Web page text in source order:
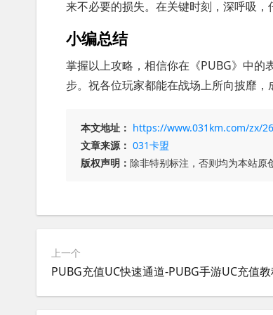
来不必要的损失。在关键时刻，深呼吸，
小编总结
掌握以上攻略，相信你在《PUBG》中
步。祝各位玩家都能在战场上所向披靡，
本文地址： https://www.031km.com/zx/
文章来源： 031卡盟
版权声明： 除非特别标注，否则均为本站原
上一个
PUBG充值UC快速通道-PUBG手游UC充值